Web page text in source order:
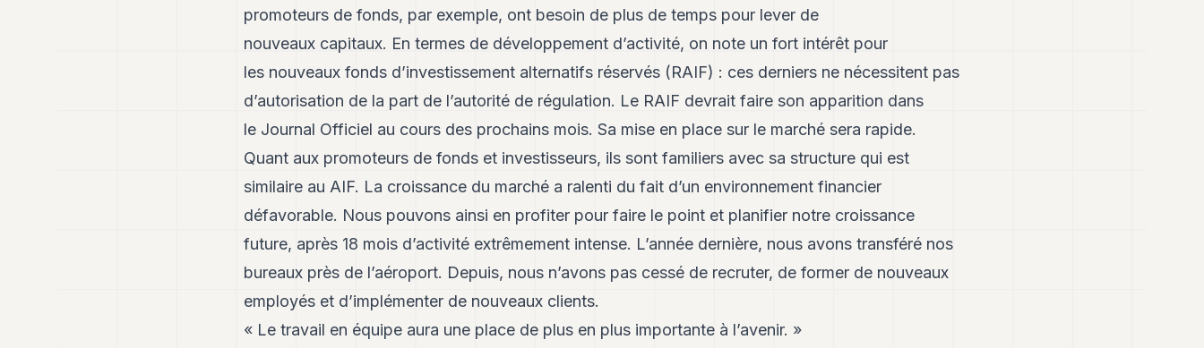
promoteurs de fonds, par exemple, ont besoin de plus de temps pour lever de
nouveaux capitaux. En termes de développement d’activité, on note un fort intérêt pour
les nouveaux fonds d’investissement alternatifs réservés (RAIF) : ces derniers ne nécessitent pas
d’autorisation de la part de l’autorité de régulation. Le RAIF devrait faire son apparition dans
le Journal Officiel au cours des prochains mois. Sa mise en place sur le marché sera rapide.
Quant aux promoteurs de fonds et investisseurs, ils sont familiers avec sa structure qui est
similaire au AIF. La croissance du marché a ralenti du fait d’un environnement financier
défavorable. Nous pouvons ainsi en profiter pour faire le point et planifier notre croissance
future, après 18 mois d’activité extrêmement intense. L’année dernière, nous avons transféré nos
bureaux près de l’aéroport. Depuis, nous n’avons pas cessé de recruter, de former de nouveaux
employés et d’implémenter de nouveaux clients.
« Le travail en équipe aura une place de plus en plus importante à l’avenir. »